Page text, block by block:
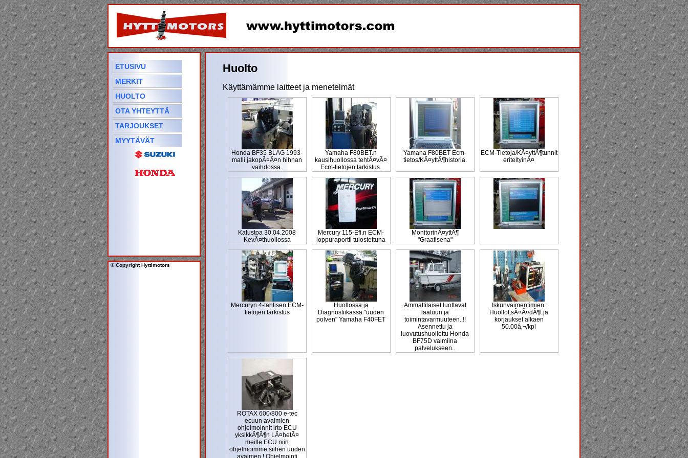
ETUSIVU
MERKIT
HUOLTO
OTA YHTEYTTÄ
TARJOUKSET
MYYTÄVÄT
Huolto
Käyttämämme laitteet ja menetelmät
Honda BF35 BLAG 1993-
malli jakopÃ¤Ã¤n hihnan
vaihdossa.
Yamaha F80BET.n
kausihuollossa tehtÃ¤vÃ¤
Ecm-tietojen tarkistus.
Yamaha F80BET Ecm-
tietos/KÃ¤yttÃ¶historia.
ECM-Tietoja/KÃ¤yttÃ¶tunnit
eriteltyinÃ¤
Kalustoa 30.04.2008
KevÃ¤thuollossa
Mercury 115-Efi.n ECM-
loppuraportti tulostettuna
MonitorinÃ¤yttÃ¶
"Graafisena"
Mercuryn 4-tahtisen ECM-
tietojen tarkistus
Huollossa ja
Diagnostiikassa "uuden
polven" Yamaha F40FET
Ammattilaiset luottavat
laatuun ja
toimintavarmuuteen..!!
Asennettu ja
luovutushuollettu Honda
BF75D valmiina
palvelukseen..
Iskunvaimentimien:
Huollot,sÃ¤Ã¤dÃ¶t ja
korjaukset alkaen
50.00â‚¬/kpl
ROTAX 600/800 e-tec
ecuun avaimien
ohjelmoinnit irto ECU
yksikkÃ¶Ã¶n LÃ¤hetÃ¤
meille ECU niin
ohjelmoimme siihen uuden
avaimen ! Ohjelmointi
© Copyright Hyttimotors